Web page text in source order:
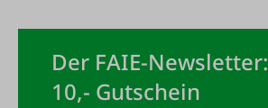
Der FAIE-Newsletter:
10,- Gutschein